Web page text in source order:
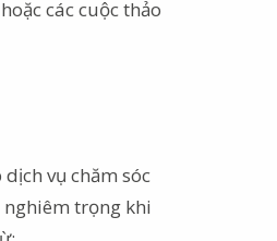
các cuộc thảo
vụ chăm sóc
trọng khi